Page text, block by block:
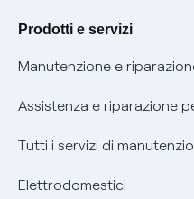
Agevolazione utenti con
Informativa RAEE
Prodotti e servizi
Manutenzione e
Assistenza e riparazione
Tutti i servizi di
Elettrodomestici